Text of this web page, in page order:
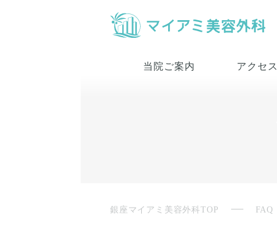
当院ご案内 アクセス
銀座マイアミ美容外科TOP FAQ